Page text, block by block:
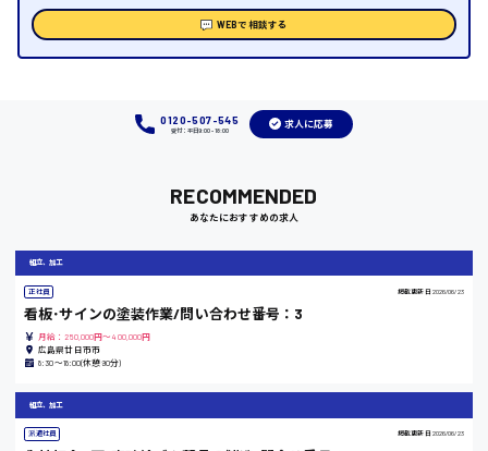
大阪府
竹原市
時給1100円～
WEBで相談する
0120-507-545
受付：平日9:00 - 18:00
求人に応募
RECOMMENDED
あなたにおすすめの求人
組立、加工
正社員 掲載更新日 2026/06/23
看板･サインの塗装作業/問い合わせ番号：3
月給：250,000円～400,000円
広島県廿日市市
8:30～18:00(休憩90分)
組立、加工
派遣社員 掲載更新日 2026/06/23